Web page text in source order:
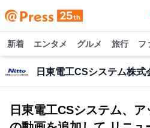
新着 エンタメ グルメ 旅行 フ
日東電工CSシステム株式
日東電工CSシステム、